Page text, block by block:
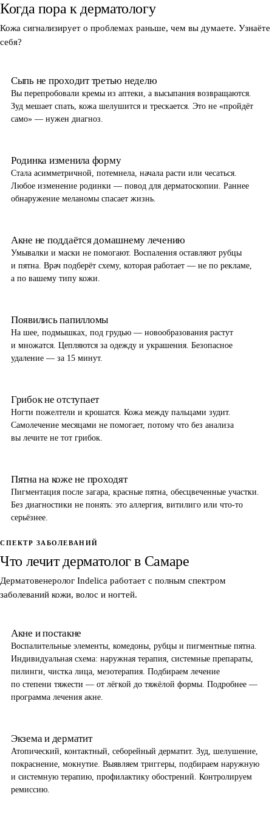
Когда пора к дерматологу
Кожа сигнализирует о проблемах раньше, чем вы думаете. Узнаёте
себя?
Сыпь не проходит третью неделю
Вы перепробовали кремы из аптеки, а высыпания возвращаются.
Зуд мешает спать, кожа шелушится и трескается. Это не «пройдёт
само» — нужен диагноз.
Родинка изменила форму
Стала асимметричной, потемнела, начала расти или чесаться.
Любое изменение родинки — повод для дерматоскопии. Раннее
обнаружение меланомы спасает жизнь.
Акне не поддаётся домашнему лечению
Умывалки и маски не помогают. Воспаления оставляют рубцы
и пятна. Врач подберёт схему, которая работает — не по рекламе,
а по вашему типу кожи.
Появились папилломы
На шее, подмышках, под грудью — новообразования растут
и множатся. Цепляются за одежду и украшения. Безопасное
удаление — за 15 минут.
Грибок не отступает
Ногти пожелтели и крошатся. Кожа между пальцами зудит.
Самолечение месяцами не помогает, потому что без анализа
вы лечите не тот грибок.
Пятна на коже не проходят
Пигментация после загара, красные пятна, обесцвеченные участки.
Без диагностики не понять: это аллергия, витилиго или что-то
серьёзнее.
СПЕКТР ЗАБОЛЕВАНИЙ
Что лечит дерматолог в Самаре
Дерматовенеролог Indelica работает с полным спектром
заболеваний кожи, волос и ногтей.
Акне и постакне
Воспалительные элементы, комедоны, рубцы и пигментные пятна.
Индивидуальная схема: наружная терапия, системные препараты,
пилинги, чистка лица, мезотерапия. Подбираем лечение
по степени тяжести — от лёгкой до тяжёлой формы. Подробнее —
программа лечения акне.
Экзема и дерматит
Атопический, контактный, себорейный дерматит. Зуд, шелушение,
покраснение, мокнутие. Выявляем триггеры, подбираем наружную
и системную терапию, профилактику обострений. Контролируем
ремиссию.